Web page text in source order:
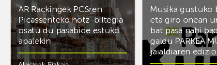
AR Rackingek PCSren
Picassenteko hotz-biltegia
osatu du pasabide estuko
apalekin
Musika gustuko
eta giro onean
bat pasa nahi
galdu PARKEA
jaialdiaren